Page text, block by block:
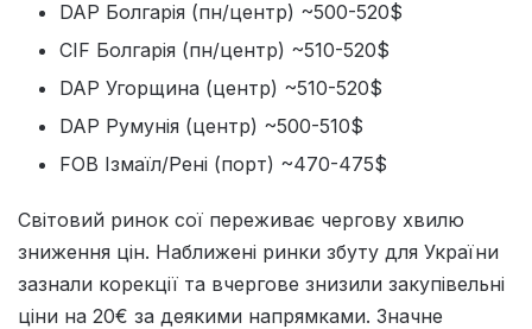
DAP Болгарія (пн/центр) ~500-520$
CIF Болгарія (пн/центр) ~510-520$
DAP Угорщина (центр) ~510-520$
DAP Румунія (центр) ~500-510$
FOB Ізмаїл/Рені (порт) ~470-475$
Світовий ринок сої переживає чергову хвилю
зниження цін. Наближені ринки збуту для України
зазнали корекції та вчергове знизили закупівельні
ціни на 20€ за деякими напрямками. Значне